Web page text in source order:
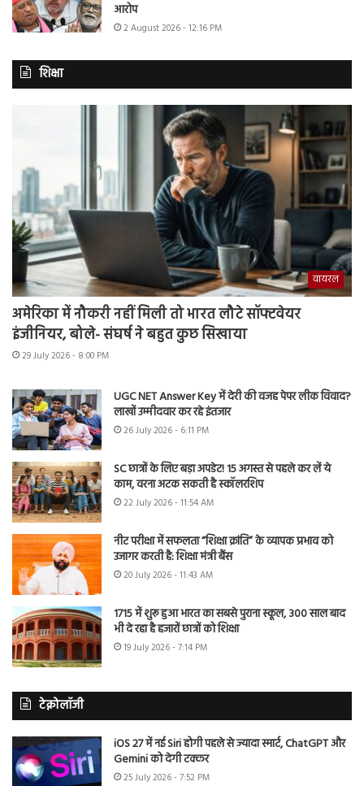
आरोप
2 August 2026 - 12:16 PM
शिक्षा
वायरल
अमेरिका में नौकरी नहीं मिली तो भारत लौटे सॉफ्टवेयर
इंजीनियर, बोले- संघर्ष ने बहुत कुछ सिखाया
29 July 2026 - 8:00 PM
UGC NET Answer Key में देरी की वजह पेपर लीक विवाद?
लाखों उम्मीदवार कर रहे इंतजार
26 July 2026 - 6:11 PM
SC छात्रों के लिए बड़ा अपडेट! 15 अगस्त से पहले कर लें ये
काम, वरना अटक सकती है स्कॉलरशिप
22 July 2026 - 11:54 AM
नीट परीक्षा में सफलता “शिक्षा क्रांति” के व्यापक प्रभाव को
उजागर करती है: शिक्षा मंत्री बैंस
20 July 2026 - 11:43 AM
1715 में शुरू हुआ भारत का सबसे पुराना स्कूल, 300 साल बाद
भी दे रहा है हजारों छात्रों को शिक्षा
19 July 2026 - 7:14 PM
टेक्नोलॉजी
iOS 27 में नई Siri होगी पहले से ज्यादा स्मार्ट, ChatGPT और
Gemini को देगी टक्कर
25 July 2026 - 7:52 PM